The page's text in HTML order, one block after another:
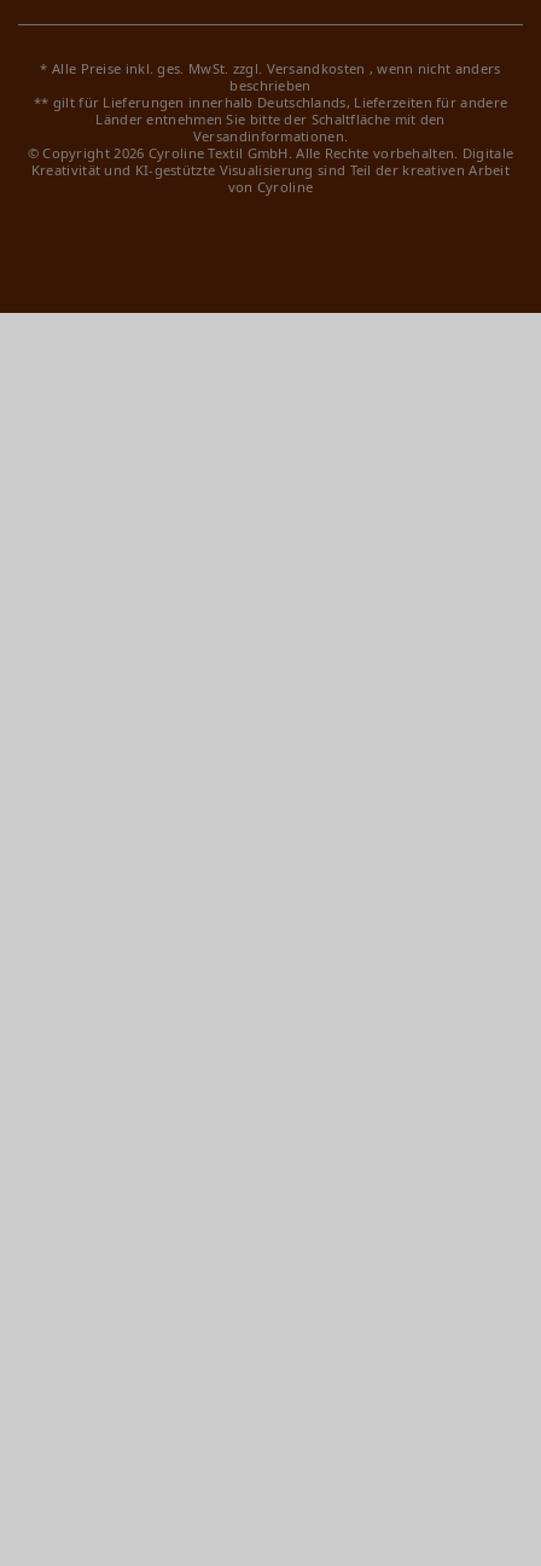
* Alle Preise inkl. ges. MwSt. zzgl. Versandkosten , wenn nicht anders
beschrieben
** gilt für Lieferungen innerhalb Deutschlands, Lieferzeiten für andere
Länder entnehmen Sie bitte der Schaltfläche mit den
Versandinformationen.
© Copyright 2026 Cyroline Textil GmbH. Alle Rechte vorbehalten. Digitale
Kreativität und KI-gestützte Visualisierung sind Teil der kreativen Arbeit
von Cyroline